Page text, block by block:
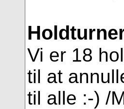
Vi er 18
til at
til alle :-) /